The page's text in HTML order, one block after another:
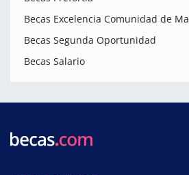
Becas Excelencia Comunidad de
Becas Segunda Oportunidad
Becas Salario